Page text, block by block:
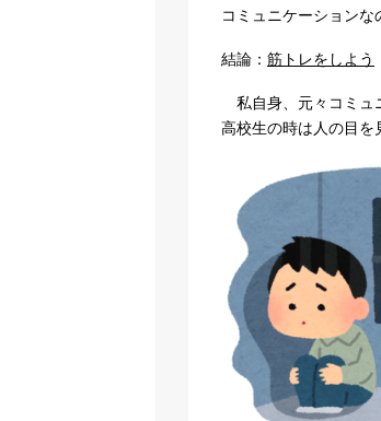
コミュニケーションな
結論： 筋トレをしよう
私自身、元々コミュ
高校生の時は人の目を